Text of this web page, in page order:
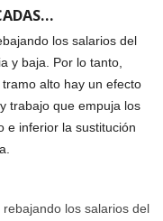
los salarios del
y baja. Por lo tanto,
alto hay un efecto
trabajo que empuja los
e inferior la sustitución
los salarios del